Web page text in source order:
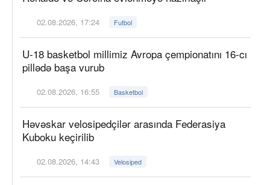
02.08.2026, 17:24 Futbol
U-18 basketbol millimiz Avropa çempionatını 16-cı
pillədə başa vurub
02.08.2026, 16:55 Basketbol
Həvəskar velosipedçilər arasında Federasiya
Kuboku keçirilib
02.08.2026, 14:43 Velosiped